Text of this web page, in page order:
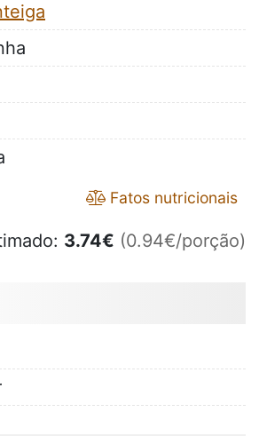
Fatos nutricionais
3.74€ (0.94€/porção)